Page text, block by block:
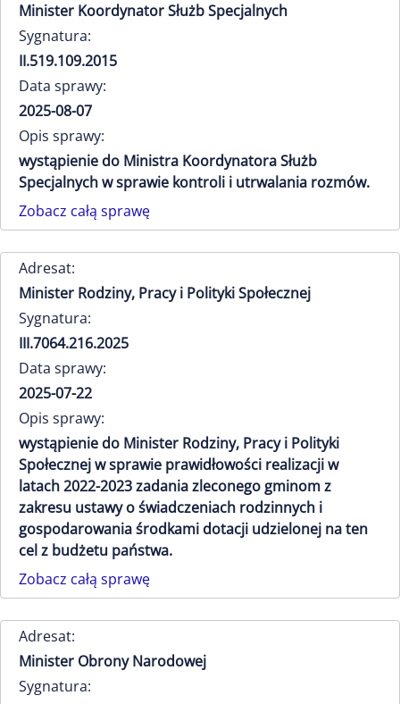
Minister Koordynator Służb Specjalnych
Sygnatura:
II.519.109.2015
Data sprawy:
2025-08-07
Opis sprawy:
wystąpienie do Ministra Koordynatora Służb
Specjalnych w sprawie kontroli i utrwalania rozmów.
Zobacz całą sprawę
Adresat:
Minister Rodziny, Pracy i Polityki Społecznej
Sygnatura:
III.7064.216.2025
Data sprawy:
2025-07-22
Opis sprawy:
wystąpienie do Minister Rodziny, Pracy i Polityki
Społecznej w sprawie prawidłowości realizacji w
latach 2022-2023 zadania zleconego gminom z
zakresu ustawy o świadczeniach rodzinnych i
gospodarowania środkami dotacji udzielonej na ten
cel z budżetu państwa.
Zobacz całą sprawę
Adresat:
Minister Obrony Narodowej
Sygnatura: